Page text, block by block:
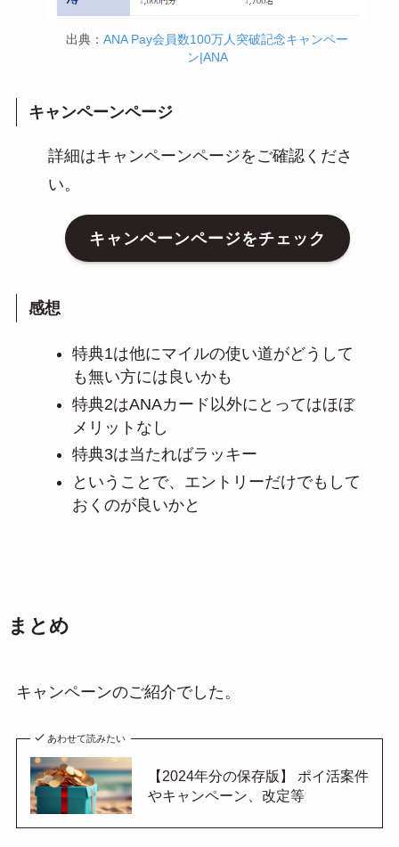
出典：ANA Pay会員数100万人突破記念キャンペー
ン|ANA
キャンペーンページ
詳細はキャンペーンページをご確認くださ
い。
キャンペーンページをチェック
感想
特典1は他にマイルの使い道がどうして
も無い方には良いかも
特典2はANAカード以外にとってはほぼ
メリットなし
特典3は当たればラッキー
ということで、エントリーだけでもして
おくのが良いかと
まとめ
キャンペーンのご紹介でした。
あわせて読みたい
【2024年分の保存版】 ポイ活案件
やキャンペーン、改定等